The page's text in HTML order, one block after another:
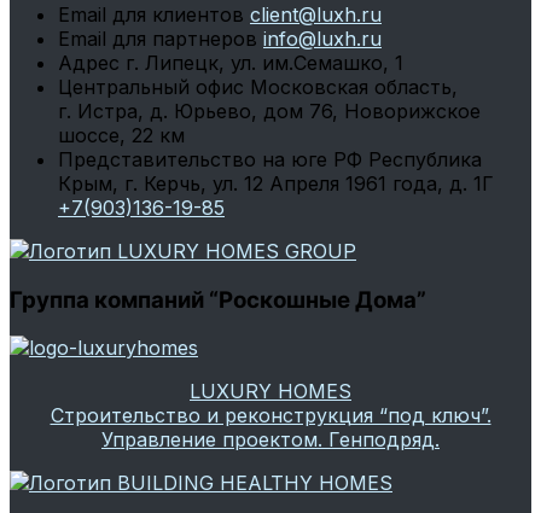
Email для клиентов client@luxh.ru
Email для партнеров info@luxh.ru
Адрес г. Липецк, ул. им.Семашко, 1
Центральный офис Московская область,
г. Истра, д. Юрьево, дом 76, Новорижское
шоссе, 22 км
Представительство на юге РФ Республика
Крым, г. Керчь, ул. 12 Апреля 1961 года, д. 1Г
+7(903)136-19-85
Группа компаний “Роскошные Дома”
LUXURY HOMES
Строительство и реконструкция “под ключ”.
Управление проектом. Генподряд.